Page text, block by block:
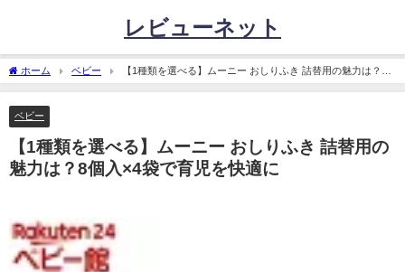
レビューネット
ホーム ベビー
【1種類を選べる】ムーニー おしりふき 詰替用の魅力は？8
個入×4袋で育児を快適に
ベビー
【1種類を選べる】ムーニー おしりふき 詰替用の
魅力は？8個入×4袋で育児を快適に